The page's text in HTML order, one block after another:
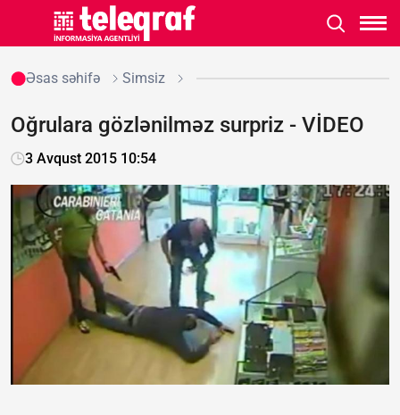
Əsas səhifə Simsiz
Oğrulara gözlənilməz surpriz - VİDEO
3 Avqust 2015 10:54